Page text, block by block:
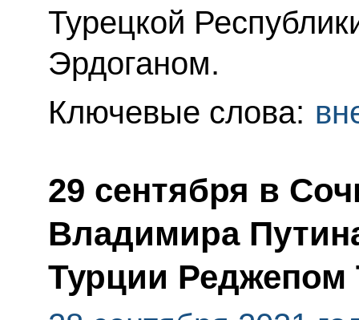
Турецкой
Эрдоганом.
Ключевые слова:
29 сентября в
Владимира
Турции